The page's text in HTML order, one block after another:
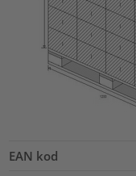
EAN kod